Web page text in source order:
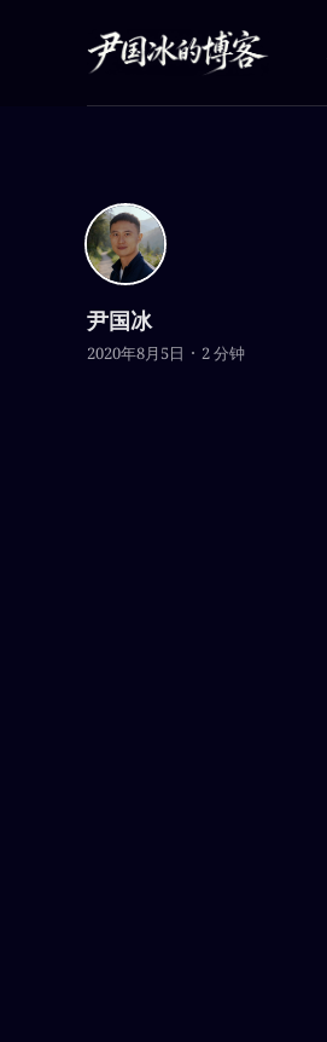
尹国冰
2020年8月5日 2 分钟